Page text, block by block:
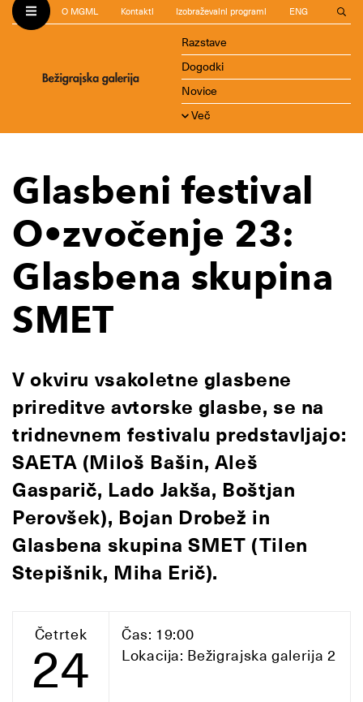
O MGML Kontakti Izobraževalni programi ENG
Razstave
Dogodki
Novice
Več
Glasbeni festival
O•zvočenje 23:
Glasbena skupina
SMET
V okviru vsakoletne glasbene
prireditve avtorske glasbe, se na
tridnevnem festivalu predstavljajo:
SAETA (Miloš Bašin, Aleš
Gasparič, Lado Jakša, Boštjan
Perovšek), Bojan Drobež in
Glasbena skupina SMET (Tilen
Stepišnik, Miha Erič).
Četrtek
24
Čas: 19:00
Lokacija: Bežigrajska galerija 2